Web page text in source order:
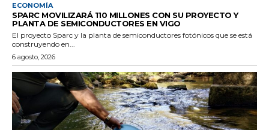
ECONOMÍA
SPARC MOVILIZARÁ 110 MILLONES CON SU PROYECTO Y
PLANTA DE SEMICONDUCTORES EN VIGO
El proyecto Sparc y la planta de semiconductores fotónicos que se está
construyendo en...
6 agosto, 2026